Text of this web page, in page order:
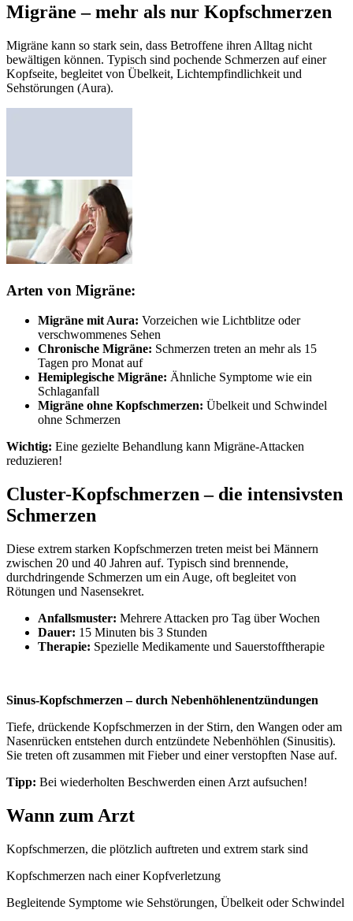
Migräne – mehr als nur Kopfschmerzen
Migräne kann so stark sein, dass Betroffene ihren Alltag nicht
bewältigen können. Typisch sind pochende Schmerzen auf einer
Kopfseite, begleitet von Übelkeit, Lichtempfindlichkeit und
Sehstörungen (Aura).
Arten von Migräne:
Migräne mit Aura: Vorzeichen wie Lichtblitze oder
verschwommenes Sehen
Chronische Migräne: Schmerzen treten an mehr als 15
Tagen pro Monat auf
Hemiplegische Migräne: Ähnliche Symptome wie ein
Schlaganfall
Migräne ohne Kopfschmerzen: Übelkeit und Schwindel
ohne Schmerzen
Wichtig: Eine gezielte Behandlung kann Migräne-Attacken
reduzieren!
Cluster-Kopfschmerzen – die intensivsten
Schmerzen
Diese extrem starken Kopfschmerzen treten meist bei Männern
zwischen 20 und 40 Jahren auf. Typisch sind brennende,
durchdringende Schmerzen um ein Auge, oft begleitet von
Rötungen und Nasensekret.
Anfallsmuster: Mehrere Attacken pro Tag über Wochen
Dauer: 15 Minuten bis 3 Stunden
Therapie: Spezielle Medikamente und Sauerstofftherapie
Sinus-Kopfschmerzen – durch Nebenhöhlenentzündungen
Tiefe, drückende Kopfschmerzen in der Stirn, den Wangen oder am
Nasenrücken entstehen durch entzündete Nebenhöhlen (Sinusitis).
Sie treten oft zusammen mit Fieber und einer verstopften Nase auf.
Tipp: Bei wiederholten Beschwerden einen Arzt aufsuchen!
Wann zum Arzt
Kopfschmerzen, die plötzlich auftreten und extrem stark sind
Kopfschmerzen nach einer Kopfverletzung
Begleitende Symptome wie Sehstörungen, Übelkeit oder Schwindel